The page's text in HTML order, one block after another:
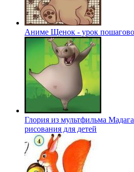
Аниме Щенок - урок
Глория из мультфильма
рисования для детей